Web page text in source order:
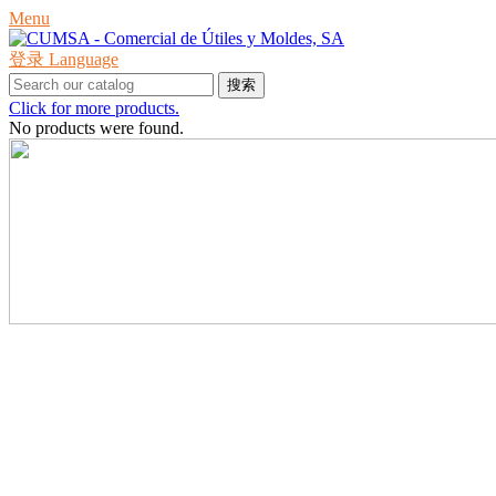
Menu
登录 Language
搜索
Click for more products.
No products were found.